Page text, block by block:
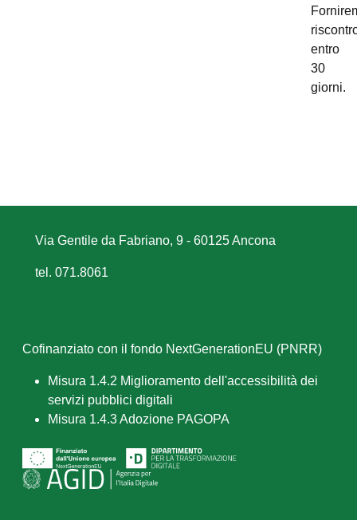
entro
30
giorni.
Via Gentile da Fabriano, 9 - 60125 Ancona
tel. 071.8061
Cofinanziato con il fondo NextGenerationEU (PNRR)
Misura 1.4.2 Miglioramento dell'accessibilità dei
servizi pubblici digitali
Misura 1.4.3 Adozione PAGOPA